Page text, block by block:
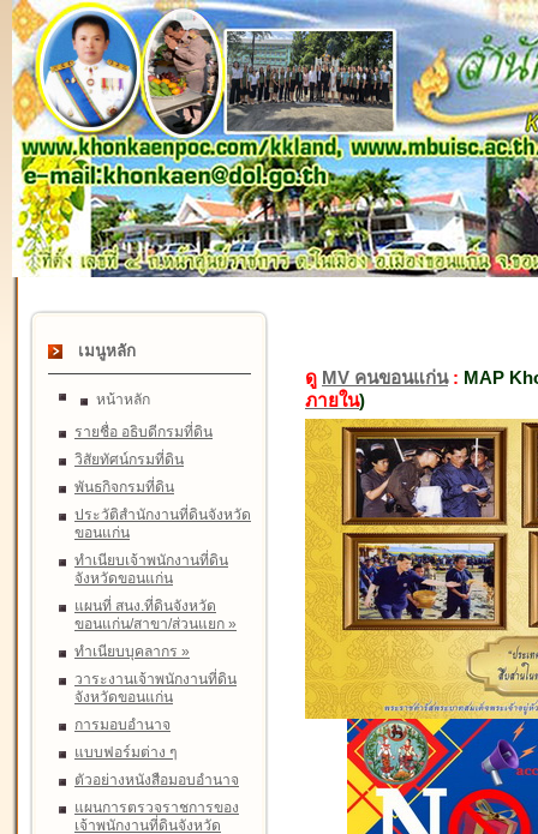
เมนูหลัก
หน้าหลัก
รายชื่อ อธิบดีกรมที่ดิน
วิสัยทัศน์กรมที่ดิน
พันธกิจกรมที่ดิน
ประวัติสำนักงานที่ดินจังหวัด
ขอนแก่น
ทำเนียบเจ้าพนักงานที่ดิน
จังหวัดขอนแก่น
แผนที่ สนง.ที่ดินจังหวัด
ขอนแก่น/สาขา/ส่วนแยก »
ทำเนียบบุคลากร »
วาระงานเจ้าพนักงานที่ดิน
จังหวัดขอนแก่น
การมอบอำนาจ
แบบฟอร์มต่าง ๆ
ตัวอย่างหนังสือมอบอำนาจ
แผนการตรวจราชการของ
เจ้าพนักงานที่ดินจังหวัด
ดู MV คนขอนแก่น: MAP
ภายใน)